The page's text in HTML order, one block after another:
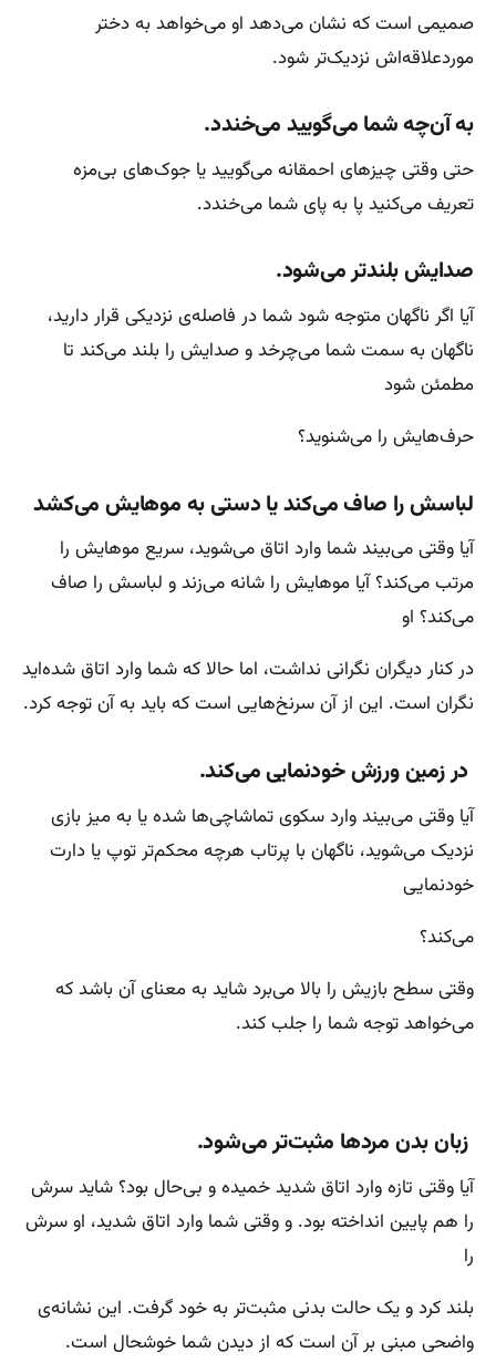
صمیمی است که نشان می‌دهد او می‌خواهد به دختر
موردعلاقه‌اش نزدیک‌تر شود.
به آن‌چه شما می‌گویید می‌خندد.
حتی وقتی چیزهای احمقانه می‌گویید یا جوک‌های بی‌مزه
تعریف می‌کنید پا به پای شما می‌خندد.
صدایش بلندتر می‌شود.
آیا اگر ناگهان متوجه شود شما در فاصله‌ی نزدیکی قرار دارید،
ناگهان به سمت شما می‌چرخد و صدایش را بلند می‌کند تا
مطمئن شود
حرف‌هایش را می‌شنوید؟
لباسش را صاف می‌کند یا دستی به موهایش می‌کشد
آیا وقتی می‌بیند شما وارد اتاق می‌شوید، سریع موهایش را
مرتب می‌کند؟ آیا موهایش را شانه می‌زند و لباسش را صاف
می‌کند؟ او
در کنار دیگران نگرانی نداشت، اما حالا که شما وارد اتاق شده‌اید
نگران است. این از آن سرنخ‌هایی است که باید به آن توجه کرد.
در زمین ورزش خودنمایی می‌کند.
آیا وقتی می‌بیند وارد سکوی تماشاچی‌ها شده یا به میز بازی
نزدیک می‌شوید، ناگهان با پرتاب هرچه محکم‌تر توپ یا دارت
خودنمایی
می‌کند؟
وقتی سطح بازیش را بالا می‌برد شاید به معنای آن باشد که
می‌خواهد توجه شما را جلب کند.
زبان بدن مردها مثبت‌تر می‌شود.
آیا وقتی تازه وارد اتاق شدید خمیده و بی‌حال بود؟ شاید سرش
را هم پایین انداخته بود. و وقتی شما وارد اتاق شدید، او سرش
را
بلند کرد و یک حالت بدنی مثبت‌تر به خود گرفت. این نشانه‌ی
واضحی مبنی بر آن است که از دیدن شما خوشحال است.